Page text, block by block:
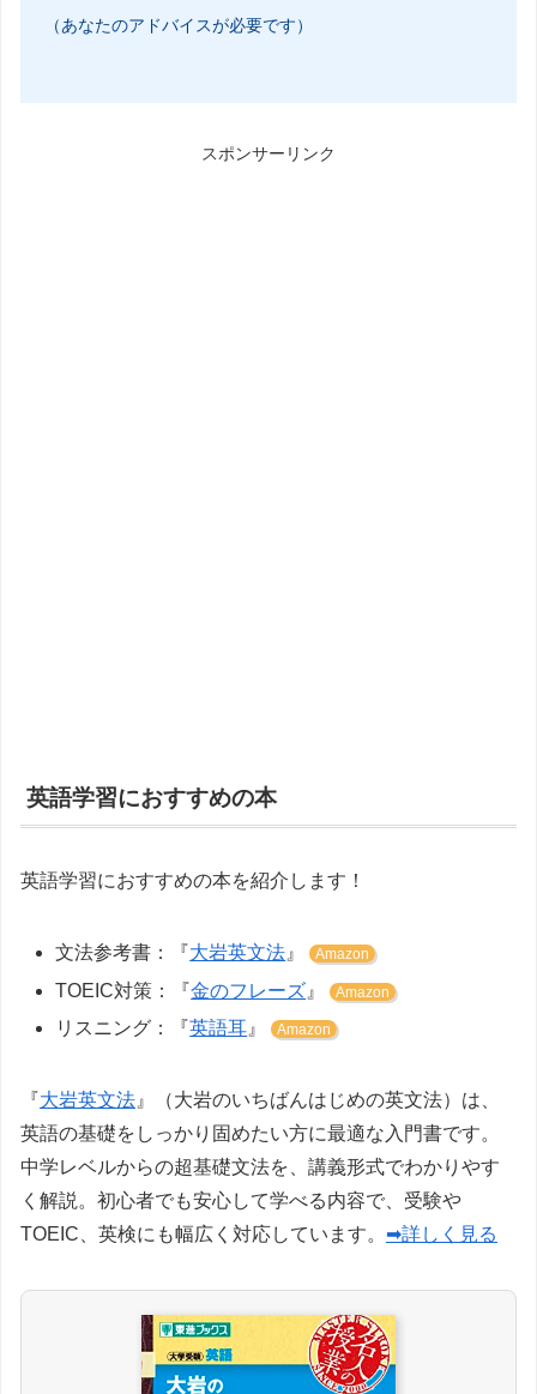
（あなたのアドバイスが必要です）
スポンサーリンク
英語学習におすすめの本
英語学習におすすめの本を紹介します！
文法参考書：『 大岩英文法』 Amazon
TOEIC対策：『金のフレーズ 』 Amazon
リスニング：『英語耳 』 Amazon
『大岩英文法 』（大岩のいちばんはじめの英文法）は、
英語の基礎をしっかり固めたい方に最適な入門書です。
中学レベルからの超基礎文法を、講義形式でわかりやす
く解説。初心者でも安心して学べる内容で、受験や
TOEIC、英検にも幅広く対応しています。 ➡詳しく見る